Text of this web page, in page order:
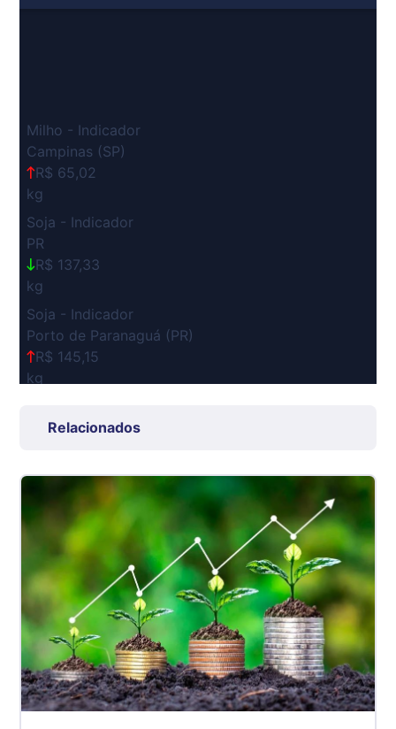
Milho - Indicador
Campinas (SP)
R$ 65,02
kg
Soja - Indicador
PR
R$ 137,33
kg
Soja - Indicador
Porto de Paranaguá (PR)
R$ 145,15
kg
Grande São Paulo (SP)
kg
Suíno - Estadual
SP
Suíno - Estadual
MG
R$ 5,04
kg
Suíno - Estadual
PR
Relacionados